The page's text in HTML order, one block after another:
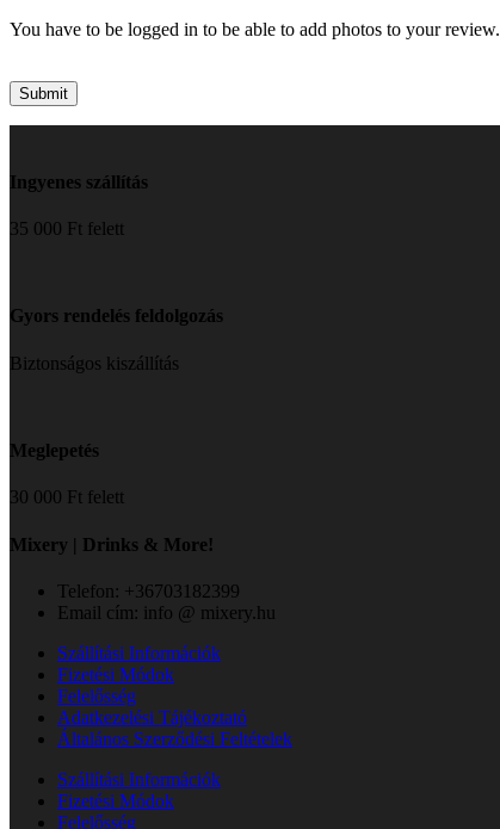
You have to be logged in to be able to add photos to your review.
Ingyenes szállítás
35 000 Ft felett
Gyors rendelés feldolgozás
Biztonságos kiszállítás
Meglepetés
30 000 Ft felett
Mixery | Drinks & More!
Telefon: +36703182399
Email cím: info @ mixery.hu
Szállítási Információk
Fizetési Módok
Felelősség
Adatkezelési Tájékoztató
Általános Szerződési Feltételek
Szállítási Információk
Fizetési Módok
Felelősség